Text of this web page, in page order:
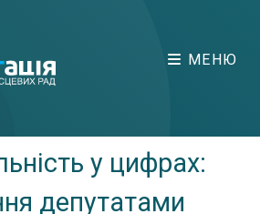
МЕНЮ
у цифрах:
депутатами